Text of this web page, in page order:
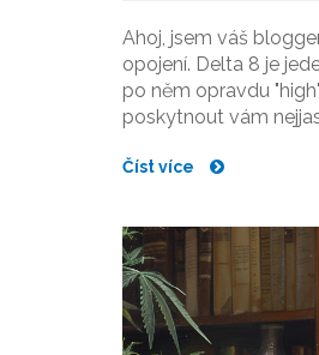
Ahoj, jsem váš
opojení. Delta 8 je
po něm opravdu
poskytnout vám
Číst více